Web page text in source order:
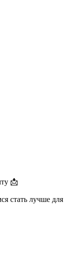
📩
стать лучше для